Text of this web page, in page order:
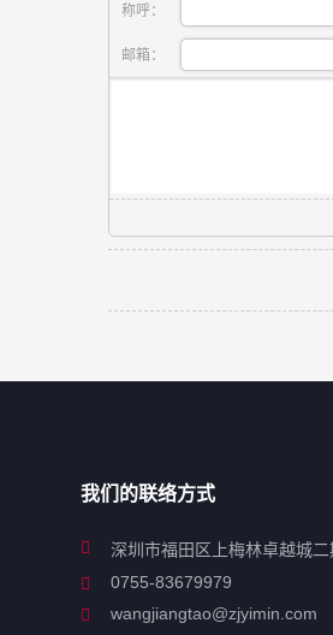
称呼：
邮箱：
我们的联络方式
深圳市福田区上梅林卓越城
0755-83679979
wangjiangtao@zjyimin.com